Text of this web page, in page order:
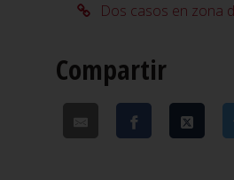
Dos casos en zona
Compartir